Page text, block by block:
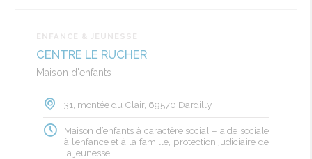
ENFANCE & JEUNESSE
CENTRE LE RUCHER
Maison d'enfants
31, montée du Clair, 69570 Dardilly
Maison d’enfants à caractère social – aide sociale
à l’enfance et à la famille, protection judiciaire de
la jeunesse.